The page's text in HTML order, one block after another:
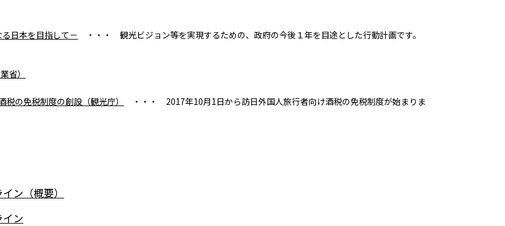
日本を目指して－ ・・・ 観光ビジョン等を実現するための、政府の今後１年を目途とした行動計画です。
省）
の免税制度の創設（観光庁）
・・・ 2017年10月1日から訪日外国人旅行者向け酒税の免税制度が始まりま
ン（概要）
ン